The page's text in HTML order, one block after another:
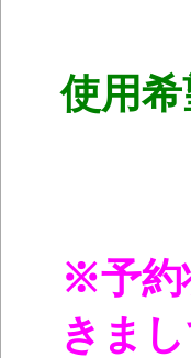
使用
※予約
きま